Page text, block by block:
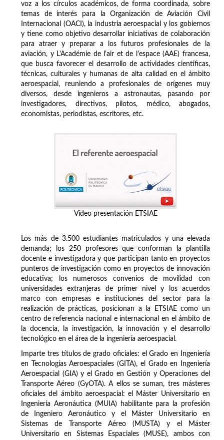
voz a los círculos académicos, de forma coordinada, sobre
temas de interés para la Organización de Aviación Civil
Internacional (OACI), la industria aeroespacial y los gobiernos
y tiene como objetivo desarrollar iniciativas de colaboración
para atraer y preparar a los futuros profesionales de la
aviación, y L'Académie de l'air et de l'espace (AAE) francesa,
que busca favorecer el desarrollo de actividades científicas,
técnicas, culturales y humanas de alta calidad en el ámbito
aeroespacial, reuniendo a profesionales de orígenes muy
diversos, desde ingenieros a astronautas, pasando por
investigadores, directivos, pilotos, médico, abogados,
economistas, periodistas, escritores, etc.
Vídeo presentación ETSIAE
Los más de 3.500 estudiantes matriculados y una elevada
demanda; los 250 profesores que conforman la plantilla
docente e investigadora y que participan tanto en proyectos
punteros de investigación como en proyectos de innovación
educativa; los numerosos convenios de movilidad con
universidades extranjeras de primer nivel y los acuerdos
marco con empresas e instituciones del sector para la
realización de prácticas, posicionan a la ETSIAE como un
centro de referencia nacional e internacional en el ámbito de
la docencia, la investigación, la innovación y el desarrollo
tecnológico en el área de la ingeniería aeroespacial.
Imparte tres títulos de grado oficiales: el Grado en Ingeniería
en Tecnologías Aeroespaciales (GITA), el Grado en Ingeniería
Aeroespacial (GIA) y el Grado en Gestión y Operaciones del
Transporte Aéreo (GyOTA). A ellos se suman, tres másteres
oficiales del ámbito aeroespacial: el Máster Universitario en
Ingeniería Aeronáutica (MUIA) habilitante para la profesión
de Ingeniero Aeronáutico y el Máster Universitario en
Sistemas de Transporte Aéreo (MUSTA) y el Máster
Universitario en Sistemas Espaciales (MUSE), ambos con